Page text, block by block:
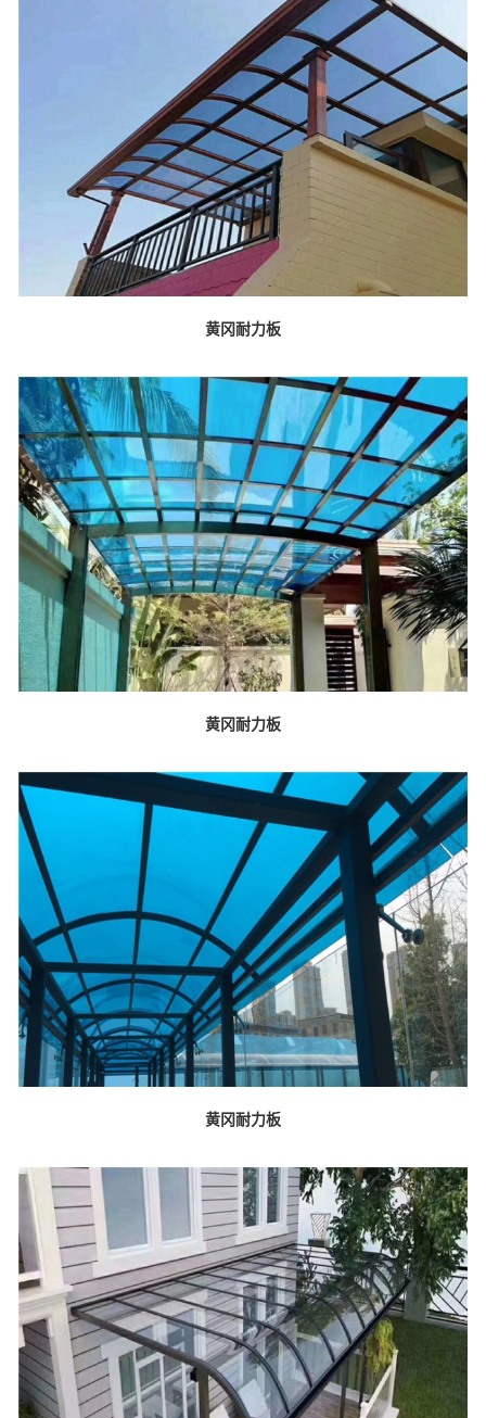
黄冈耐力板
黄冈耐力板
黄冈耐力板